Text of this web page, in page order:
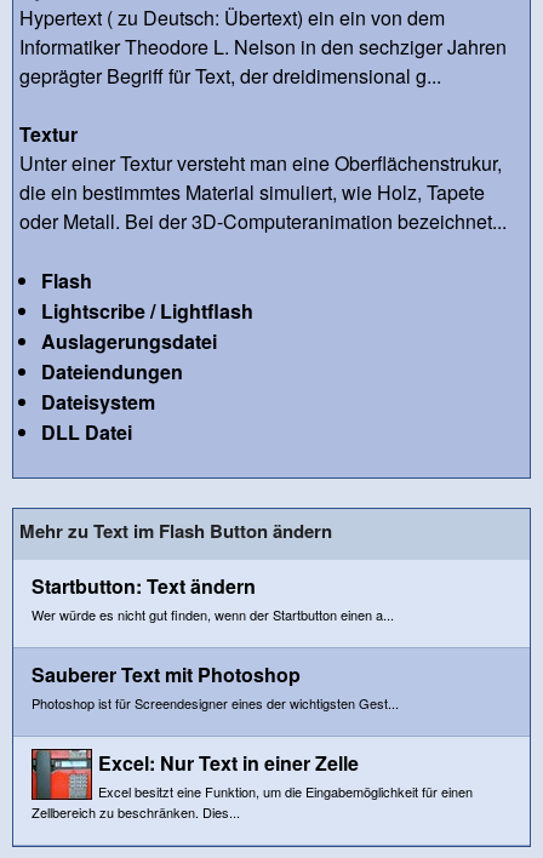
Hypertext ( zu Deutsch: Übertext) ein ein von dem
Informatiker Theodore L. Nelson in den sechziger Jahren
geprägter Begriff für Text, der dreidimensional g...
Textur
Unter einer Textur versteht man eine Oberflächenstrukur,
die ein bestimmtes Material simuliert, wie Holz, Tapete
oder Metall. Bei der 3D-Computeranimation bezeichnet...
Flash
Lightscribe / Lightflash
Auslagerungsdatei
Dateiendungen
Dateisystem
DLL Datei
Mehr zu Text im Flash Button ändern
Startbutton: Text ändern
Wer würde es nicht gut finden, wenn der Startbutton einen a...
Sauberer Text mit Photoshop
Photoshop ist für Screendesigner eines der wichtigsten Gest...
Excel: Nur Text in einer Zelle
Excel besitzt eine Funktion, um die Eingabemöglichkeit für einen
Zellbereich zu beschränken. Dies...